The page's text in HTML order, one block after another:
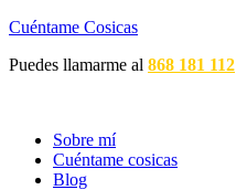
Cuéntame Cosicas
Puedes llamarme al 868 181 112
Sobre mí
Cuéntame cosicas
Blog